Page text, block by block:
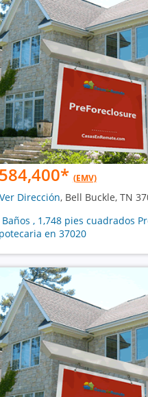
* (EMV)
Dirección, Bell Buckle, TN
Baños , 1,748 pies cuadrados
en 37020